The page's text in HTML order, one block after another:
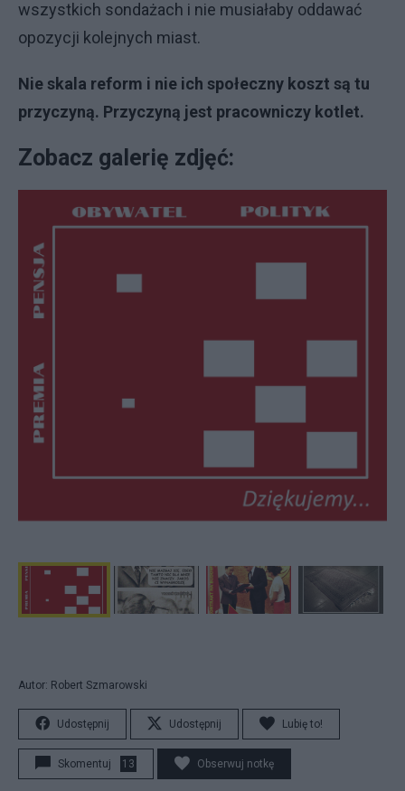
wszystkich sondażach i nie musiałaby oddawać
opozycji kolejnych miast.
Nie skala reform i nie ich społeczny koszt są tu
przyczyną. Przyczyną jest pracowniczy kotlet.
Zobacz galerię zdjęć:
Autor: Robert Szmarowski
Udostępnij Udostępnij Lubię to!
Skomentuj 13 Obserwuj notkę